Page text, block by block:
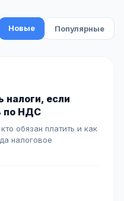
Новые Популярные
если
по НДС
обязан платить и как
налоговое